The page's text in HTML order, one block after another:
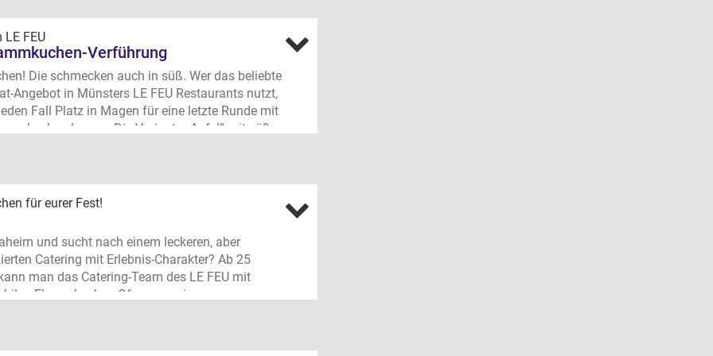
FEU
Verführung
Die schmecken auch in süß. Wer das beliebte
Angebot in Münsters LE FEU Restaurants nutzt,
Fall Platz in Magen für eine letzte Runde mit
lassen: Die Variante „Apfel“ mit süßer
oder die „Sweet Sensation“ mit
Butterkeksen, Crème und Vanillesauce. Selbst
des Monats ist nicht selten ein süßer.
48, City und Düesbergweg 168,
für eurer Fest!
und sucht nach einem leckeren, aber
Catering mit Erlebnis-Charakter? Ab 25
man das Catering-Team des LE FEU mit
Flammkuchen-Ofen engagieren.